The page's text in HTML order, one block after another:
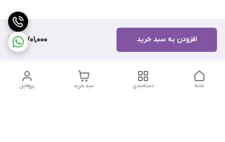
10,701,000 افزودن به سبد خرید
پروفایل سبد خرید دسته‌بندی خانه